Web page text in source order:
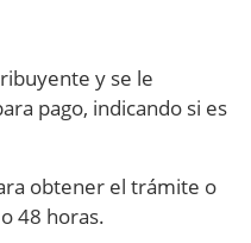
y se le
pago, indicando si es
obtener el trámite o
48 horas.